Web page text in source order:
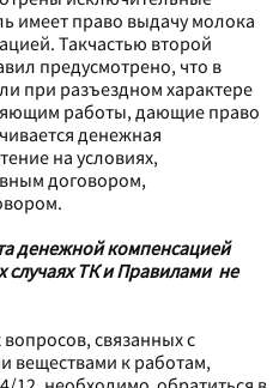
имеет право выдачу молока
Такчастью второй
предусмотрено, что в
при разъездном характере
работы, дающие право
денежная
на условиях,
договором,
денежной компенсацией
случаях ТК и Правилами не
связанных с
веществами к работам,